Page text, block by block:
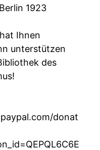
1923
Ihnen
unterstützen
des
donat